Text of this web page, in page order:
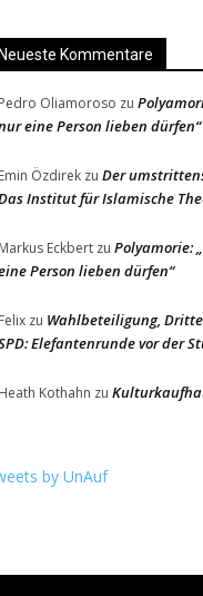
Neueste Kommentare
Pedro Oliamoroso zu
eine Person lieben dürfen“
Emin Özdirek zu Der
Institut für Islamische
Markus Eckbert zu Polyamorie:
Person lieben dürfen“
Felix zu Wahlbeteiligung,
Elefantenrunde vor der
Heath Kothahn zu
by UnAuf